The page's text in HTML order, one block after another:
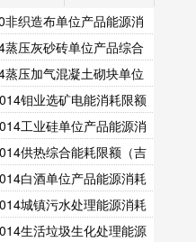
织造布单位产品能源消
方标准）
压灰砂砖单位产品综合
海南省地方标准）
压加气混凝土砌块单位
耗限额（海南省地方标
钼业选矿电能消耗限额
）工业硅单位产品能源消
方标准）
供热综合能耗限额（吉
白酒单位产品能源消耗
标准）
城镇污水处理能源消耗
标准）
生活垃圾生化处理能源